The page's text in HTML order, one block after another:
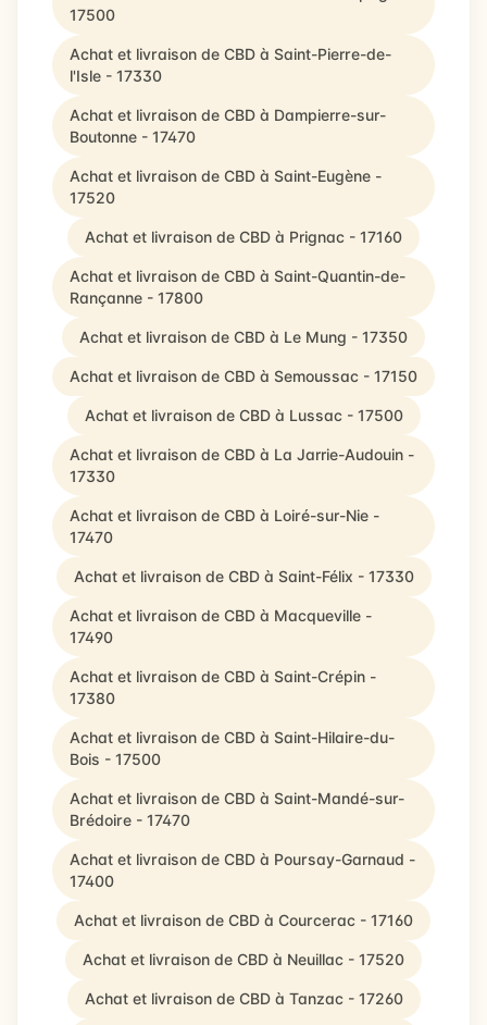
17500
Achat et livraison de CBD à Saint-Pierre-de-
l'Isle - 17330
Achat et livraison de CBD à Dampierre-sur-
Boutonne - 17470
Achat et livraison de CBD à Saint-Eugène -
17520
Achat et livraison de CBD à Prignac - 17160
Achat et livraison de CBD à Saint-Quantin-de-
Rançanne - 17800
Achat et livraison de CBD à Le Mung - 17350
Achat et livraison de CBD à Semoussac - 17150
Achat et livraison de CBD à Lussac - 17500
Achat et livraison de CBD à La Jarrie-Audouin -
17330
Achat et livraison de CBD à Loiré-sur-Nie -
17470
Achat et livraison de CBD à Saint-Félix - 17330
Achat et livraison de CBD à Macqueville -
17490
Achat et livraison de CBD à Saint-Crépin -
17380
Achat et livraison de CBD à Saint-Hilaire-du-
Bois - 17500
Achat et livraison de CBD à Saint-Mandé-sur-
Brédoire - 17470
Achat et livraison de CBD à Poursay-Garnaud -
17400
Achat et livraison de CBD à Courcerac - 17160
Achat et livraison de CBD à Neuillac - 17520
Achat et livraison de CBD à Tanzac - 17260